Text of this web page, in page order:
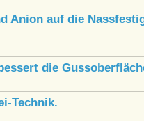
Anion auf die
die
Technik.